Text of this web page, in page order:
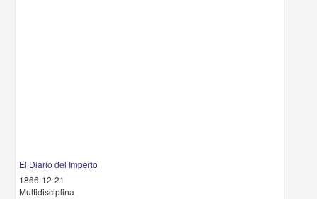
El Diario del Imperio
1866-12-21
Multidisciplina